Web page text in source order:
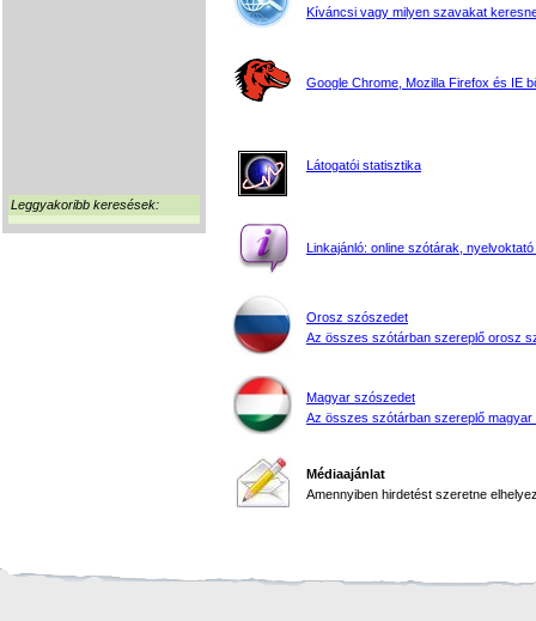
Leggyakoribb keresések:
Kíváncsi vagy milyen szavakat
Google Chrome, Mozilla Firefox és IE
Látogatói statisztika
Linkajánló: online szótárak, nyelvoktató
Orosz szószedet
Az összes szótárban szereplő orosz
Magyar szószedet
Az összes szótárban szereplő magyar
Médiaajánlat
Amennyiben hirdetést szeretne